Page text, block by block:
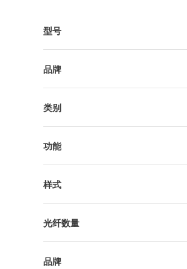
型号
品牌
类别
功能
样式
光纤数量
品牌